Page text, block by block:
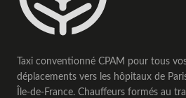
Taxi conventionné CPAM pour tous
déplacements vers les hôpitaux de
Île-de-France. Chauffeurs formés au